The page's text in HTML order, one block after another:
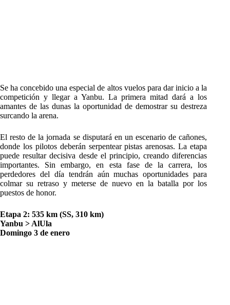
Se ha concebido una especial de altos vuelos para dar inicio a la
competición y llegar a Yanbu. La primera mitad dará a los
amantes de las dunas la oportunidad de demostrar su destreza
surcando la arena.
El resto de la jornada se disputará en un escenario de cañones,
donde los pilotos deberán serpentear pistas arenosas. La etapa
puede resultar decisiva desde el principio, creando diferencias
importantes. Sin embargo, en esta fase de la carrera, los
perdedores del día tendrán aún muchas oportunidades para
colmar su retraso y meterse de nuevo en la batalla por los
puestos de honor.
Etapa 2: 535 km (SS, 310 km)
Yanbu > AlUla
Domingo 3 de enero